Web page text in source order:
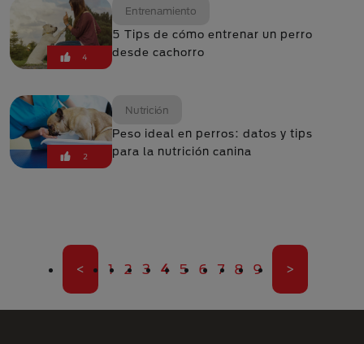
4
Entrenamiento
5 Tips de cómo entrenar un perro
desde cachorro
2
Nutrición
Peso ideal en perros: datos y tips
para la nutrición canina
Primera página
< Página
1 Página
2 Página
3 Página actual
4 Página
5 Página
6 Página
7 Página
8 Página
9 Última
>